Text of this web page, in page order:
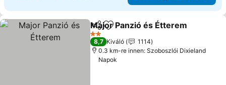
Megosztás
Hozzáadás a kedvencekhez
Major Panzió és Étterem
2 Kategória
8,7 Kiváló
1114
0.3 km-re innen: Szoboszlói Dixieland
Napok